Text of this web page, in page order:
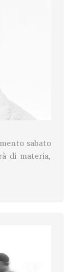
sabato
di materia,